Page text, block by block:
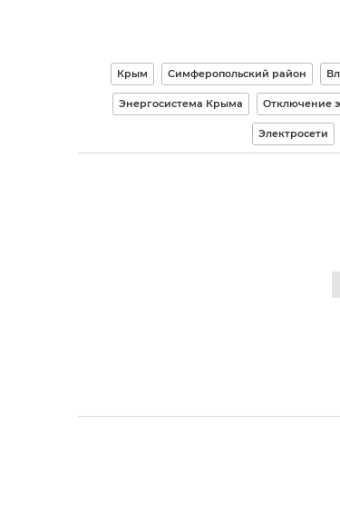
Крым Симферопольский район
Энергосистема Крыма Отключение
Электросети